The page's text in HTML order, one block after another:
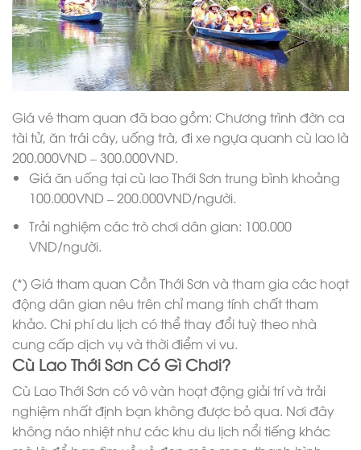
Giá vé tham quan đã bao gồm: Chương trình đờn ca
tài tử, ăn trái cây, uống trà, đi xe ngựa quanh cù lao là
200.000VND – 300.000VND.
Giá ăn uống tại cù lao Thới Sơn trung bình khoảng
100.000VND – 200.000VND/người.
Trải nghiệm các trò chơi dân gian: 100.000
VND/người.
(*) Giá tham quan Cồn Thới Sơn và tham gia các hoạt
động dân gian nêu trên chỉ mang tính chất tham
khảo. Chi phí du lịch có thể thay đổi tuỳ theo nhà
cung cấp dịch vụ và thời điểm vi vu.
Cù Lao Thới Sơn Có Gì Chơi?
Cù Lao Thới Sơn có vô vàn hoạt động giải trí và trải
nghiệm nhất định bạn không được bỏ qua. Nơi đây
không náo nhiệt như các khu du lịch nổi tiếng khác